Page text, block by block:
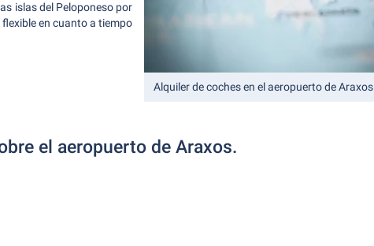
Alquiler de coches en el aeropuerto de Araxos
islas del Peloponeso por
en cuanto a tiempo
el aeropuerto de Araxos.